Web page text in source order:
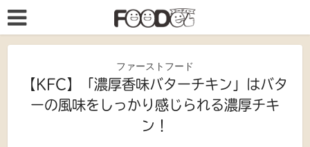
ファーストフード
【KFC】「濃厚香味バターチキン」はバタ
ーの風味をしっかり感じられる濃厚チキ
ン！